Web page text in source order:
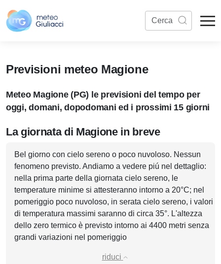
Previsioni meteo Magione
Meteo Magione (PG) le previsioni del tempo per
oggi, domani, dopodomani ed i prossimi 15 giorni
La giornata di Magione in breve
Bel giorno con cielo sereno o poco nuvoloso. Nessun
fenomeno previsto. Andiamo a vedere piú nel dettaglio:
nella prima parte della giornata cielo sereno, le
temperature minime si attesteranno intorno a 20°C; nel
pomeriggio poco nuvoloso, in serata cielo sereno, i valori
di temperatura massimi saranno di circa 35°. L'altezza
dello zero termico è previsto intorno ai 4400 metri senza
grandi variazioni nel pomeriggio
riduci